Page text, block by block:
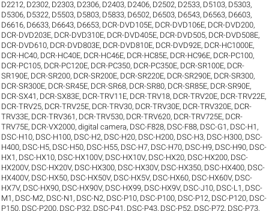
D2212, D2302, D2303, D2306, D2403, D2406, D2502, D2533, D5103, D5303,
D5306, D5322, D5503, D5803, D5833, D6502, D6503, D6543, D6563, D6603,
D6616, D6633, D6643, D6653, DCR-DVD105E, DCR-DVD106E, DCR-DVD200,
DCR-DVD203E, DCR-DVD310E, DCR-DVD405E, DCR-DVD505, DCR-DVD508E,
DCR-DVD610, DCR-DVD803E, DCR-DVD810E, DCR-DVD92E, DCR-HC1000E,
DCR-HC40, DCR-HC40E, DCR-HC46E, DCR-HC85E, DCR-HC96E, DCR-PC100,
DCR-PC105, DCR-PC120E, DCR-PC350, DCR-PC350E, DCR-SR100E, DCR-
SR190E, DCR-SR200, DCR-SR200E, DCR-SR220E, DCR-SR290E, DCR-SR300,
DCR-SR300E, DCR-SR45E, DCR-SR68, DCR-SR80, DCR-SR85E, DCR-SR90E,
DCR-SX41 , DCR-SX83E, DCR-TRV11E, DCR-TRV18, DCR-TRV20E, DCR-TRV22E,
DCR-TRV25, DCR-TRV25E, DCR-TRV30, DCR-TRV30E, DCR-TRV320E, DCR-
TRV33E, DCR-TRV361 , DCR-TRV530, DCR-TRV620, DCR-TRV725E, DCR-
TRV75E, DCR-VX2000,digital camera, DSC-F828, DSC-F88, DSC-G1 , DSC-H1 ,
DSC-H10, DSC-H100, DSC-H2, DSC-H20, DSC-H200, DSC-H3, DSC-H300, DSC-
H400, DSC-H5, DSC-H50, DSC-H55, DSC-H7, DSC-H70, DSC-H9, DSC-H90, DSC-
HX1 , DSC-HX10, DSC-HX100V, DSC-HX10V, DSC-HX20, DSC-HX200, DSC-
HX200V, DSC-HX20V, DSC-HX300, DSC-HX30V, DSC-HX350, DSC-HX400, DSC-
HX400V, DSC-HX50, DSC-HX50V, DSC-HX5V, DSC-HX60, DSC-HX60V, DSC-
HX7V, DSC-HX90, DSC-HX90V, DSC-HX99, DSC-HX9V, DSC-J10, DSC-L1 , DSC-
M1 , DSC-M2, DSC-N1 , DSC-N2, DSC-P10, DSC-P100, DSC-P12, DSC-P120, DSC-
P150, DSC-P200, DSC-P32, DSC-P41 , DSC-P43, DSC-P52, DSC-P72, DSC-P73,